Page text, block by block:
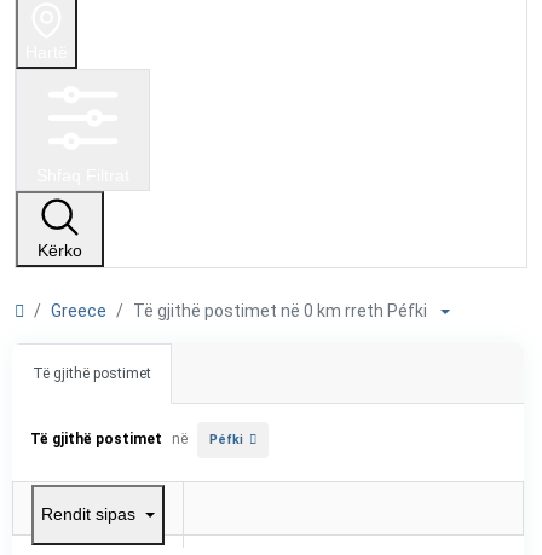
Kërko
Greece Të gjithë postimet në 0 km rreth Péfki
Të gjithë postimet
Të gjithë postimet në Péfki
Rendit sipas